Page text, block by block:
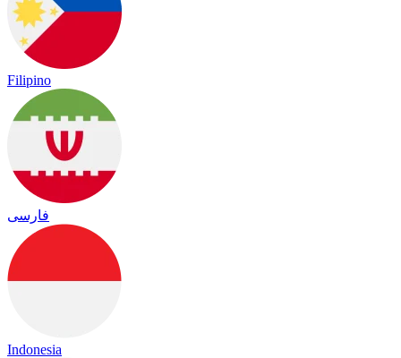
Filipino
فارسی
Indonesia